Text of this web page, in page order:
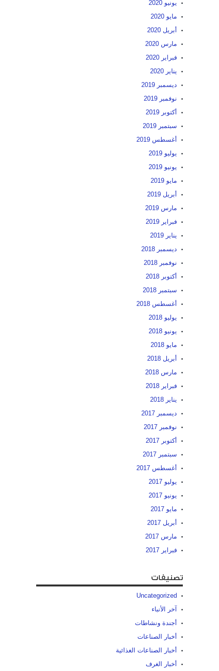
يونيو 2020
مايو 2020
أبريل 2020
مارس 2020
فبراير 2020
يناير 2020
ديسمبر 2019
نوفمبر 2019
أكتوبر 2019
سبتمبر 2019
أغسطس 2019
يوليو 2019
يونيو 2019
مايو 2019
أبريل 2019
مارس 2019
فبراير 2019
يناير 2019
ديسمبر 2018
نوفمبر 2018
أكتوبر 2018
سبتمبر 2018
أغسطس 2018
يوليو 2018
يونيو 2018
مايو 2018
أبريل 2018
مارس 2018
فبراير 2018
يناير 2018
ديسمبر 2017
نوفمبر 2017
أكتوبر 2017
سبتمبر 2017
أغسطس 2017
يوليو 2017
يونيو 2017
مايو 2017
أبريل 2017
مارس 2017
فبراير 2017
تصنيفات
Uncategorized
آخر الأنباء
أجندة ونشاطات
أخبار الصناعات
أخبار الصناعات الغذائية
أخبار الغرف